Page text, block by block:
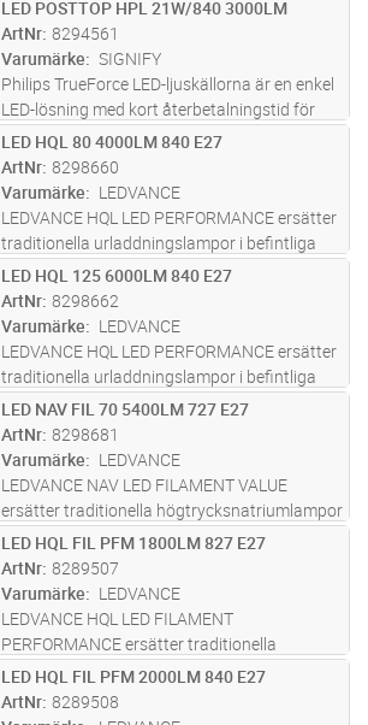
göra några ändringar. De fungerar bra i
miljöer där ni vill h...läs mer
ST Lägg i kundvagn
LED POSTTOP HPL 21W/840 3000LM
ArtNr 8294561
Varumärke
SIGNIFY
Philips TrueForce LED-ljuskällorna är en enkel
LED-lösning med kort återbetalningstid för
ersättning av befintliga urladdningsljuskällor
(HID). TrueForce är den bästa möjliga
ersättningen till urladd...läs mer
ST Lägg i kundvagn
LED HQL 80 4000LM 840 E27
ArtNr 8298660
Varumärke
LEDVANCE
LEDVANCE HQL LED PERFORMANCE ersätter
traditionella urladdningslampor i befintliga
installationer. För drift med konventionella
drivdon för kvicksilver eller nätspänning vid
ersättning av kvicksilver...läs mer
ST Lägg i kundvagn
LED HQL 125 6000LM 840 E27
ArtNr 8298662
Varumärke
LEDVANCE
LEDVANCE HQL LED PERFORMANCE ersätter
traditionella urladdningslampor i befintliga
installationer. För drift med konventionella
drivdon för kvicksilver eller nätspänning vid
ersättning av kvicksilver...läs mer
ST Lägg i kundvagn
LED NAV FIL 70 5400LM 727 E27
ArtNr 8298681
Varumärke
LEDVANCE
LEDVANCE NAV LED FILAMENT VALUE
ersätter traditionella högtrycksnatriumlampor
i befintliga installationer. Samma design som
traditionella högtrycksnatriumlampor med
klart glas i rörform. Full användn
ST Lägg i kundvagn
LED HQL FIL PFM 1800LM 827 E27
ArtNr 8289507
Varumärke
LEDVANCE
LEDVANCE HQL LED FILAMENT
PERFORMANCE ersätter traditionella
urladdningslampor i befintliga installationer.
Samma design som traditionella
kvicksilverlampor med i glas med
ST Lägg i kundvagn
LED HQL FIL PFM 2000LM 840 E27
ArtNr 8289508